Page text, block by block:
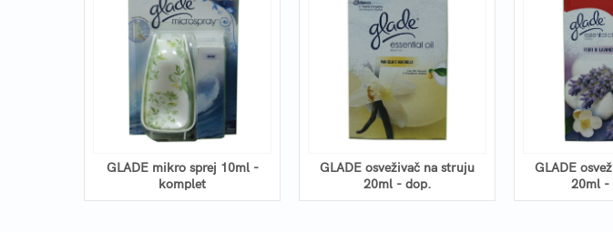
GLADE mikro sprej 10ml -
komplet
GLADE osveživač na struju
20ml - dop.
GLADE
20ml -